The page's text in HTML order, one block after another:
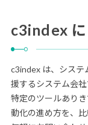
c3index
c3index は、システ
援するシステム会社
特定のツールあり
動化の進め方を、